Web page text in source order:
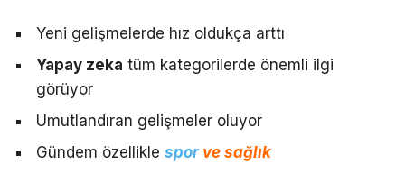
Yeni gelişmelerde hız oldukça arttı
Yapay zeka tüm kategorilerde önemli ilgi
görüyor
Umutlandıran gelişmeler oluyor
Gündem özellikle sporve sağlık